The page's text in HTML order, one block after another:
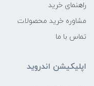
راهنمای خرید
مشاوره خرید محصولات
تماس با ما
اپلیکیشن اندروید